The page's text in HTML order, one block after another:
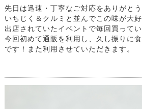
先日は迅速・丁寧なご対応をありがとう
いちじく＆クルミと並んでこの味が大
出店されていたイベントで毎回買ってい
今回初めて通販を利用し、久し振りに
です！また利用させていただきます。